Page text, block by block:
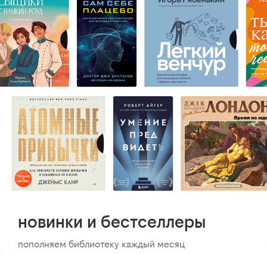
новинки и бестселлеры
пополняем библиотеку каждый месяц